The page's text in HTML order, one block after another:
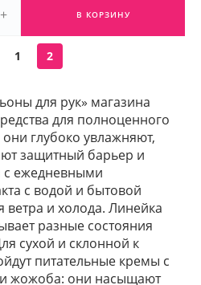
+ В КОРЗИНУ
1 2
для рук» магазина
для полноценного
глубоко увлажняют,
защитный барьер и
с ежедневными
с водой и бытовой
ветра и холода. Линейка
разные состояния
сухой и склонной к
питательные кремы с
жожоба: они насыщают